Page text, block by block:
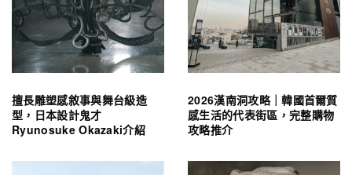
擅長雕塑感敘事與舞台級造
型，日本設計鬼才
Ryunosuke Okazaki介紹
2026漢南洞攻略｜韓國首爾質
感生活的代表街區，完整購物
攻略推介